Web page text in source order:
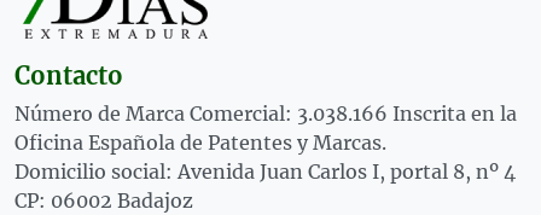
Contacto
Número de Marca Comercial: 3.038.166 Inscrita en la
Oficina Española de Patentes y Marcas.
Domicilio social: Avenida Juan Carlos I, portal 8, nº 4
CP: 06002 Badajoz